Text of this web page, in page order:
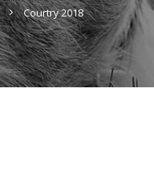
Courtry 2018